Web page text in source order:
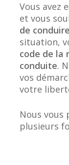
Vous avez
et vous
de
situation,
code de la
conduite.
vos
votre
Nous vous
plusieurs